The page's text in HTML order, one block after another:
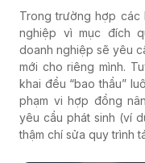
Trong trường hợp các
nghiệp vì mục đích
doanh nghiệp sẽ yêu
mới cho riêng mình.
khai đều “bao thầu”
phạm vi hợp đồng
yêu cầu phát sinh (ví
thậm chí sửa quy trình